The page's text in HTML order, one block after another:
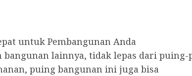
untuk Pembangunan Anda
lainnya, tidak lepas dari
puing bangunan ini juga bisa